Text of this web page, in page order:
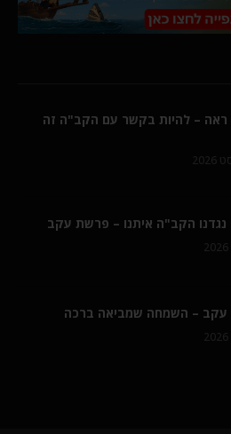
– להיות בקשר עם הקב"ה זה
נגדנו הקב"ה איתנו – פרשת עקב
– השמחה שמביאה ברכה